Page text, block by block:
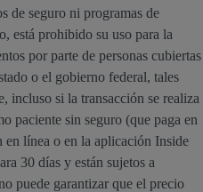
de seguro ni programas de
está prohibido su uso para la
por parte de personas cubiertas
o el gobierno federal, tales
incluso si la transacción se realiza
paciente sin seguro (que paga en
en línea o en la aplicación Inside
30 días y están sujetos a
puede garantizar que el precio